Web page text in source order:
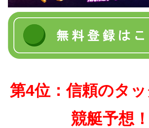
第4位：信頼のタッ
競艇予想！